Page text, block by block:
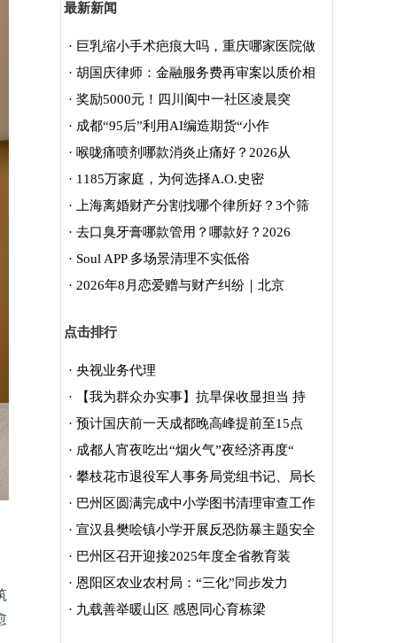
最新新闻
· 巨乳缩小手术疤痕大吗，重庆哪家医院做
· 胡国庆律师：金融服务费再审案以质价相
· 奖励5000元！四川阆中一社区凌晨突
· 成都“95后”利用AI编造期货“小作
· 喉咙痛喷剂哪款消炎止痛好？2026从
· 1185万家庭，为何选择A.O.史密
·
上海离婚财产分割找哪个律所好？3个筛
· 去口臭牙膏哪款管用？哪款好？2026
· Soul APP 多场景清理不实低俗
· 2026年8月恋爱赠与财产纠纷｜北京
点击排行
· 央视业务代理
·
【我为群众办实事】抗旱保收显担当 持
· 预计国庆前一天成都晚高峰提前至15点
· 成都人宵夜吃出“烟火气”夜经济再度“
· 攀枝花市退役军人事务局党组书记、局长
· 巴州区圆满完成中小学图书清理审查工作
· 宣汉县樊哙镇小学开展反恐防暴主题安全
· 巴州区召开迎接2025年度全省教育装
· 恩阳区农业农村局：“三化”同步发力
· 九载善举暖山区 感恩同心育栋梁